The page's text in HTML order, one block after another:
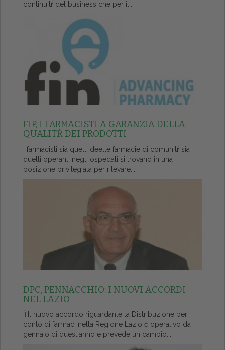
continuitŕ del business che per il...
FIP, I FARMACISTI A GARANZIA DELLA
QUALITŔ DEI PRODOTTI
I farmacisti sia quelli deelle farmacie di comunitŕ sia
quelli operanti negli ospedali si trovano in una
posizione privilegiata per rilevare...
DPC, PENNACCHIO: I NUOVI ACCORDI
NEL LAZIO
ŤIl nuovo accordo riguardante la Distribuzione per
conto di farmaci nella Regione Lazio č operativo da
gennaio di quest'anno e prevede un cambio...